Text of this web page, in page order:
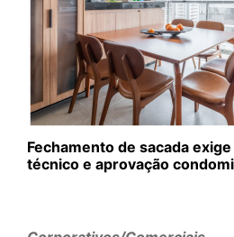
Fechamento de sacada
técnico e aprovação